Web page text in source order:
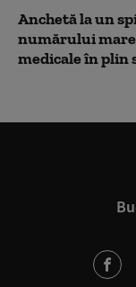
Anchetă la un
numărului mare
medicale în plin